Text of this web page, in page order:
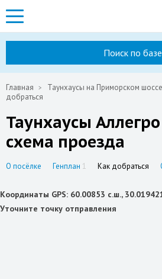
Поиск по базе
Главная Таунхаусы на Приморском шоссе
добраться
Таунхаусы
схема проезда
О посёлке Генплан 1 Как добраться
Координаты GPS: 60.00853 с.ш.,
Уточните точку отправления